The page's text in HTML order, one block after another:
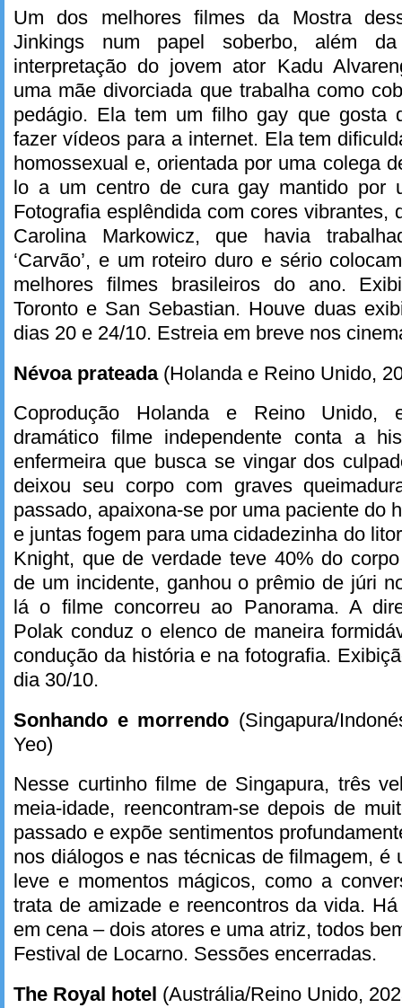
Um dos melhores filmes da Mostra
Jinkings num papel soberbo, além
interpretação do jovem ator Kadu
uma mãe divorciada que trabalha como
pedágio. Ela tem um filho gay que gosta
fazer vídeos para a internet. Ela tem
homossexual e, orientada por uma colega
lo a um centro de cura gay mantido por
Fotografia esplêndida com cores vibrantes,
Carolina Markowicz, que havia
‘Carvão’, e um roteiro duro e sério
melhores filmes brasileiros do ano.
Toronto e San Sebastian. Houve duas
dias 20 e 24/10. Estreia em breve nos
Névoa prateada (Holanda e Reino Unido,
Coprodução Holanda e Reino Unido,
dramático filme independente conta a
enfermeira que busca se vingar dos
deixou seu corpo com graves
passado, apaixona-se por uma paciente do
e juntas fogem para uma cidadezinha do
Knight, que de verdade teve 40% do
de um incidente, ganhou o prêmio de júri
lá o filme concorreu ao Panorama. A
Polak conduz o elenco de maneira
condução da história e na fotografia.
dia 30/10.
Sonhando e morrendo (Singapura/
Yeo)
Nesse curtinho filme de Singapura, três
meia-idade, reencontram-se depois de
passado e expõe sentimentos
nos diálogos e nas técnicas de filmagem, é
leve e momentos mágicos, como a
trata de amizade e reencontros da vida.
em cena – dois atores e uma atriz, todos
Festival de Locarno. Sessões encerradas.
The Royal hotel (Austrália/Reino Unido,